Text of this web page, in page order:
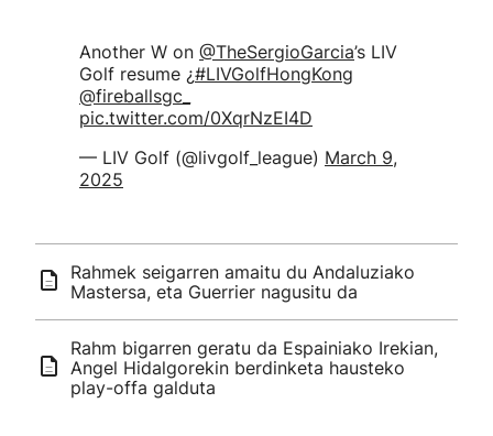
Another W on @TheSergioGarcia’s LIV
Golf resume ¿#LIVGolfHongKong
@fireballsgc_
pic.twitter.com/0XqrNzEI4D
— LIV Golf (@livgolf_league) March 9,
2025
Rahmek seigarren amaitu du Andaluziako
Mastersa, eta Guerrier nagusitu da
Rahm bigarren geratu da Espainiako Irekian,
Angel Hidalgorekin berdinketa hausteko
play-offa galduta